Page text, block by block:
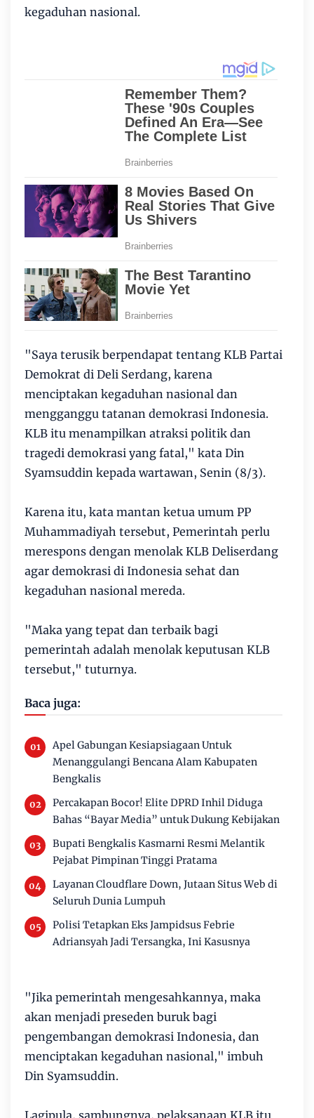
kegaduhan nasional.
"Saya terusik berpendapat tentang KLB Partai
Demokrat di Deli Serdang, karena
menciptakan kegaduhan nasional dan
mengganggu tatanan demokrasi Indonesia.
KLB itu menampilkan atraksi politik dan
tragedi demokrasi yang fatal," kata Din
Syamsuddin kepada wartawan, Senin (8/3).
Karena itu, kata mantan ketua umum PP
Muhammadiyah tersebut, Pemerintah perlu
merespons dengan menolak KLB Deliserdang
agar demokrasi di Indonesia sehat dan
kegaduhan nasional mereda.
"Maka yang tepat dan terbaik bagi
pemerintah adalah menolak keputusan KLB
tersebut," tuturnya.
Baca juga:
Apel Gabungan Kesiapsiagaan Untuk
Menanggulangi Bencana Alam Kabupaten
Bengkalis
Percakapan Bocor! Elite DPRD Inhil Diduga
Bahas “Bayar Media” untuk Dukung Kebijakan
Bupati Bengkalis Kasmarni Resmi Melantik
Pejabat Pimpinan Tinggi Pratama
Layanan Cloudflare Down, Jutaan Situs Web di
Seluruh Dunia Lumpuh
Polisi Tetapkan Eks Jampidsus Febrie
Adriansyah Jadi Tersangka, Ini Kasusnya
"Jika pemerintah mengesahkannya, maka
akan menjadi preseden buruk bagi
pengembangan demokrasi Indonesia, dan
menciptakan kegaduhan nasional," imbuh
Din Syamsuddin.
Lagipula, sambungnya, pelaksanaan KLB itu